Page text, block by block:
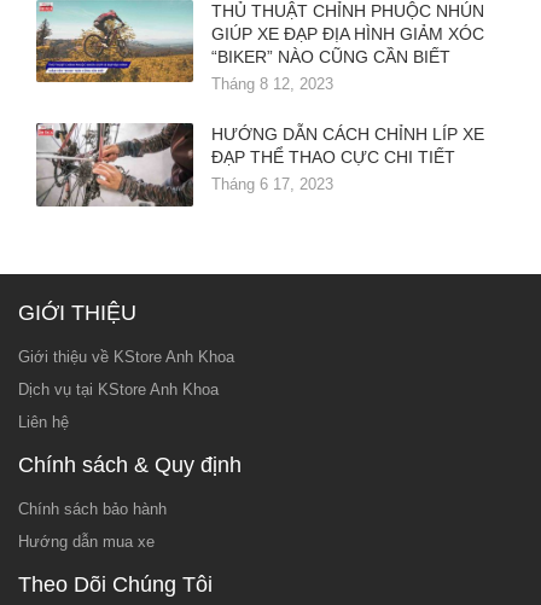
THỦ THUẬT CHỈNH PHUỘC NHÚN
GIÚP XE ĐẠP ĐỊA HÌNH GIẢM XÓC
“BIKER” NÀO CŨNG CẦN BIẾT
Tháng 8 12, 2023
HƯỚNG DẪN CÁCH CHỈNH LÍP XE
ĐẠP THỂ THAO CỰC CHI TIẾT
Tháng 6 17, 2023
GIỚI THIỆU
Giới thiệu về KStore Anh Khoa
Dịch vụ tại KStore Anh Khoa
Liên hệ
Chính sách & Quy định
Chính sách bảo hành
Hướng dẫn mua xe
Theo Dõi Chúng Tôi